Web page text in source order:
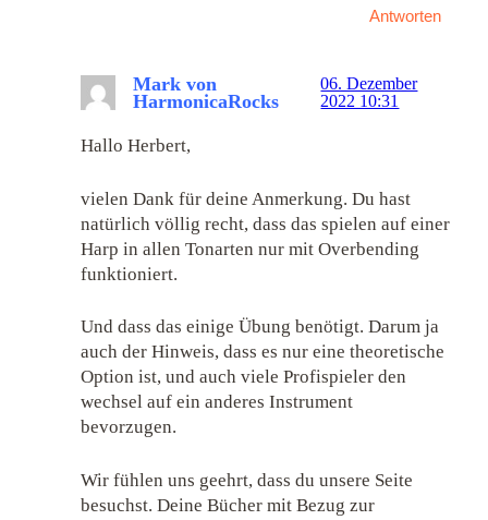
Antworten
Mark von
HarmonicaRocks
06. Dezember
2022 10:31
Hallo Herbert,
vielen Dank für deine Anmerkung. Du hast
natürlich völlig recht, dass das spielen auf einer
Harp in allen Tonarten nur mit Overbending
funktioniert.
Und dass das einige Übung benötigt. Darum ja
auch der Hinweis, dass es nur eine theoretische
Option ist, und auch viele Profispieler den
wechsel auf ein anderes Instrument
bevorzugen.
Wir fühlen uns geehrt, dass du unsere Seite
besuchst. Deine Bücher mit Bezug zur